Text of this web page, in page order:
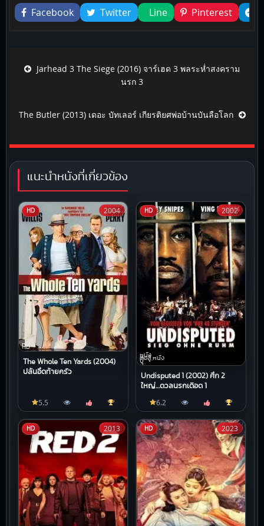
Facebook
Twitter Line Pinterest
Post navigation
Jarhead 3 The Siege (2016) จาร์เฮด 3 พลระห่ำสงคราม
นรก 3
The Butler (2013) เดอะ บัทเลอร์ เกียรติยศพ่อบ้านบันลือโลก
แนะนำหนังที่เกี่ยวข้อง
HD
หนัง
HD
The Whole Ten Yards (2004)
ปล้นอึดท้ายครัว
2004
5.5
HD
หนัง
ต่อสู้,หนัง
บู๊
Undisputed 1 (2002) ศึก 2
ใหญ่…ดวลนรกเดือด 1
2002
6.2
HD 2013 HD 2023